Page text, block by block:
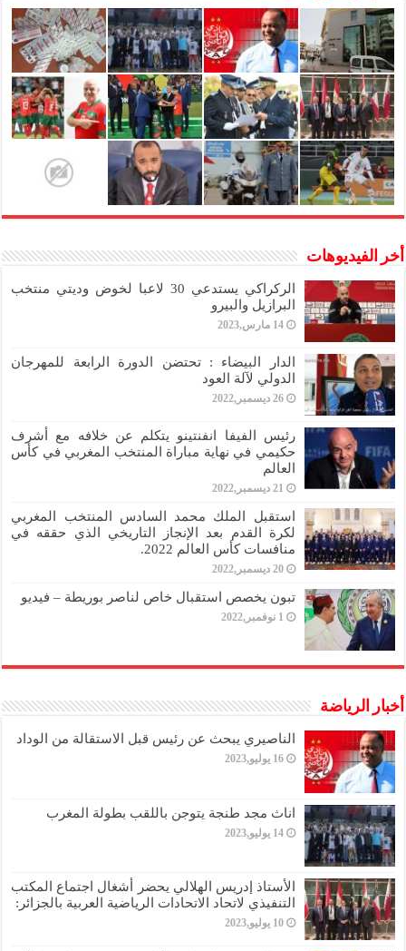
أخر الفيديوهات
الركراكي يستدعي 30 لاعبا لخوض وديتي منتخب
البرازيل والبيرو
14 مارس,2023
الدار البيضاء : تحتضن الدورة الرابعة للمهرجان
الدولي لآلة العود
26 ديسمبر,2022
رئيس الفيفا انفنتينو يتكلم عن خلافه مع أشرف
حكيمي في نهاية مباراة المنتخب المغربي في كأس
العالم
21 ديسمبر,2022
استقبل الملك محمد السادس المنتخب المغربي
لكرة القدم بعد الإنجاز التاريخي الذي حققه في
منافسات كأس العالم 2022.
20 ديسمبر,2022
تبون يخصص استقبال خاص لناصر بوريطة – فيديو
1 نوفمبر,2022
أخبار الرياضة
الناصيري يبحث عن رئيس قبل الاستقالة من الوداد
16 يوليو,2023
اناث مجد طنجة يتوجن باللقب بطولة المغرب
14 يوليو,2023
الأستاذ إدريس الهلالي يحضر أشغال اجتماع المكتب
التنفيذي لاتحاد الاتحادات الرياضية العربية بالجزائر:
10 يوليو,2023